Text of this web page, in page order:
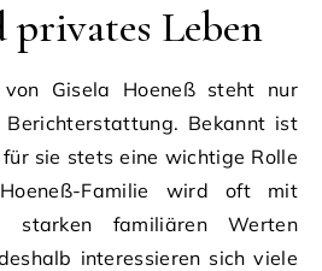
Leben
Gisela Hoeneß steht nur
Bekannt ist
sie stets eine wichtige Rolle
Familie wird oft mit
starken familiären Werten
interessieren sich viele